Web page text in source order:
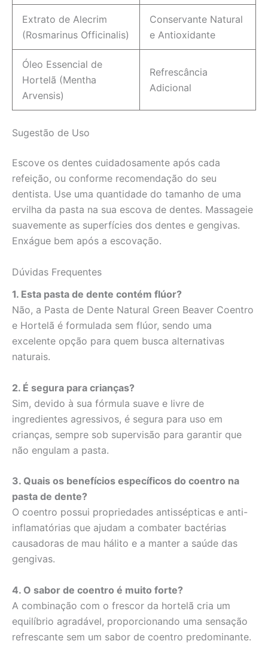
Extrato de Alecrim
(Rosmarinus Officinalis)
Conservante Natural
e Antioxidante
Óleo Essencial de
Hortelã (Mentha
Arvensis)
Refrescância
Adicional
Sugestão de Uso
Escove os dentes cuidadosamente após cada
refeição, ou conforme recomendação do seu
dentista. Use uma quantidade do tamanho de uma
ervilha da pasta na sua escova de dentes. Massageie
suavemente as superfícies dos dentes e gengivas.
Enxágue bem após a escovação.
Dúvidas Frequentes
1. Esta pasta de dente contém flúor?
Não, a Pasta de Dente Natural Green Beaver Coentro
e Hortelã é formulada sem flúor, sendo uma
excelente opção para quem busca alternativas
naturais.
2. É segura para crianças?
Sim, devido à sua fórmula suave e livre de
ingredientes agressivos, é segura para uso em
crianças, sempre sob supervisão para garantir que
não engulam a pasta.
3. Quais os benefícios específicos do coentro na
pasta de dente?
O coentro possui propriedades antissépticas e anti-
inflamatórias que ajudam a combater bactérias
causadoras de mau hálito e a manter a saúde das
gengivas.
4. O sabor de coentro é muito forte?
A combinação com o frescor da hortelã cria um
equilíbrio agradável, proporcionando uma sensação
refrescante sem um sabor de coentro predominante.